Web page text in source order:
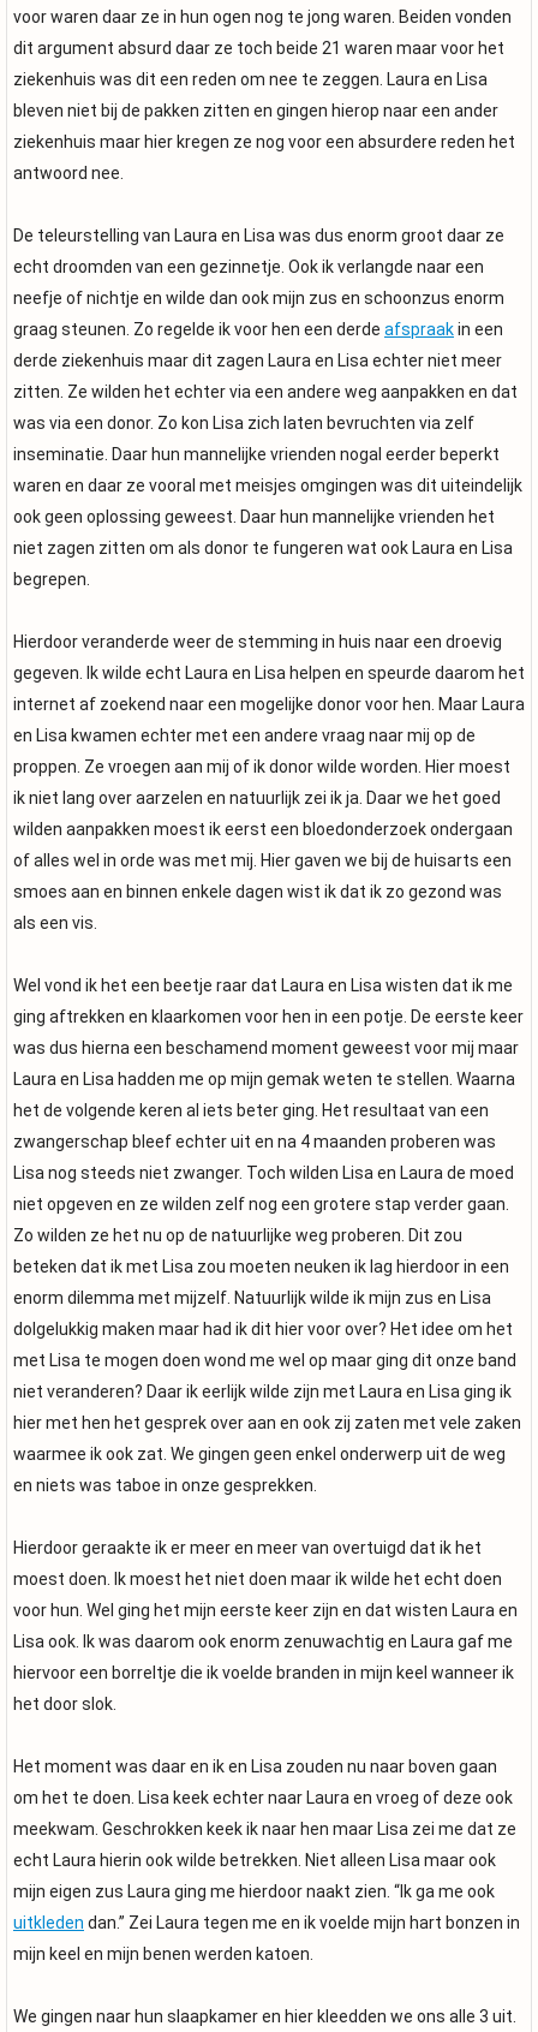
voor waren daar ze in hun ogen nog te jong waren. Beiden vonden
dit argument absurd daar ze toch beide 21 waren maar voor het
ziekenhuis was dit een reden om nee te zeggen. Laura en Lisa
bleven niet bij de pakken zitten en gingen hierop naar een ander
ziekenhuis maar hier kregen ze nog voor een absurdere reden het
antwoord nee.
De teleurstelling van Laura en Lisa was dus enorm groot daar ze
echt droomden van een gezinnetje. Ook ik verlangde naar een
neefje of nichtje en wilde dan ook mijn zus en schoonzus enorm
graag steunen. Zo regelde ik voor hen een derde afspraakin een
derde ziekenhuis maar dit zagen Laura en Lisa echter niet meer
zitten. Ze wilden het echter via een andere weg aanpakken en dat
was via een donor. Zo kon Lisa zich laten bevruchten via zelf
inseminatie. Daar hun mannelijke vrienden nogal eerder beperkt
waren en daar ze vooral met meisjes omgingen was dit uiteindelijk
ook geen oplossing geweest. Daar hun mannelijke vrienden het
niet zagen zitten om als donor te fungeren wat ook Laura en Lisa
begrepen.
Hierdoor veranderde weer de stemming in huis naar een droevig
gegeven. Ik wilde echt Laura en Lisa helpen en speurde daarom het
internet af zoekend naar een mogelijke donor voor hen. Maar Laura
en Lisa kwamen echter met een andere vraag naar mij op de
proppen. Ze vroegen aan mij of ik donor wilde worden. Hier moest
ik niet lang over aarzelen en natuurlijk zei ik ja. Daar we het goed
wilden aanpakken moest ik eerst een bloedonderzoek ondergaan
of alles wel in orde was met mij. Hier gaven we bij de huisarts een
smoes aan en binnen enkele dagen wist ik dat ik zo gezond was
als een vis.
Wel vond ik het een beetje raar dat Laura en Lisa wisten dat ik me
ging aftrekken en klaarkomen voor hen in een potje. De eerste keer
was dus hierna een beschamend moment geweest voor mij maar
Laura en Lisa hadden me op mijn gemak weten te stellen. Waarna
het de volgende keren al iets beter ging. Het resultaat van een
zwangerschap bleef echter uit en na 4 maanden proberen was
Lisa nog steeds niet zwanger. Toch wilden Lisa en Laura de moed
niet opgeven en ze wilden zelf nog een grotere stap verder gaan.
Zo wilden ze het nu op de natuurlijke weg proberen. Dit zou
beteken dat ik met Lisa zou moeten neuken ik lag hierdoor in een
enorm dilemma met mijzelf. Natuurlijk wilde ik mijn zus en Lisa
dolgelukkig maken maar had ik dit hier voor over? Het idee om het
met Lisa te mogen doen wond me wel op maar ging dit onze band
niet veranderen? Daar ik eerlijk wilde zijn met Laura en Lisa ging ik
hier met hen het gesprek over aan en ook zij zaten met vele zaken
waarmee ik ook zat. We gingen geen enkel onderwerp uit de weg
en niets was taboe in onze gesprekken.
Hierdoor geraakte ik er meer en meer van overtuigd dat ik het
moest doen. Ik moest het niet doen maar ik wilde het echt doen
voor hun. Wel ging het mijn eerste keer zijn en dat wisten Laura en
Lisa ook. Ik was daarom ook enorm zenuwachtig en Laura gaf me
hiervoor een borreltje die ik voelde branden in mijn keel wanneer ik
het door slok.
Het moment was daar en ik en Lisa zouden nu naar boven gaan
om het te doen. Lisa keek echter naar Laura en vroeg of deze ook
meekwam. Geschrokken keek ik naar hen maar Lisa zei me dat ze
echt Laura hierin ook wilde betrekken. Niet alleen Lisa maar ook
mijn eigen zus Laura ging me hierdoor naakt zien. “Ik ga me ook
uitkleden dan.” Zei Laura tegen me en ik voelde mijn hart bonzen in
mijn keel en mijn benen werden katoen.
We gingen naar hun slaapkamer en hier kleedden we ons alle 3 uit.